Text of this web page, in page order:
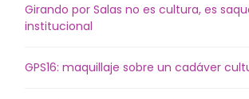
Girando por Salas no es cultura, es
institucional
GPS16: maquillaje sobre un cadáver